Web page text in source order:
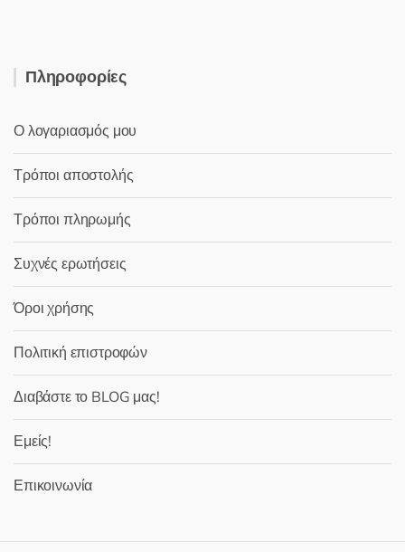
Πληροφορίες
Ο λογαριασμός μου
Τρόποι αποστολής
Τρόποι πληρωμής
Συχνές ερωτήσεις
Όροι χρήσης
Πολιτική επιστροφών
Διαβάστε το BLOG μας!
Εμείς!
Επικοινωνία